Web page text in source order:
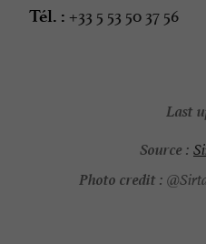
Tél. : +33 5 53 50 37 56
Last
Source :
Photo credit :